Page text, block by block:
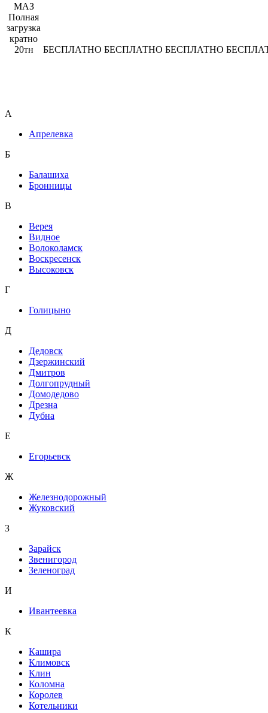
МАЗ
Полная
загрузка
кратно
20тн
БЕСПЛАТНО БЕСПЛАТНО БЕСПЛАТНО
А
Апрелевка
Б
Балашиха
Бронницы
В
Верея
Видное
Волоколамск
Воскресенск
Высоковск
Г
Голицыно
Д
Дедовск
Дзержинский
Дмитров
Долгопрудный
Домодедово
Дрезна
Дубна
Е
Егорьевск
Ж
Железнодорожный
Жуковский
З
Зарайск
Звенигород
Зеленоград
И
Ивантеевка
К
Кашира
Климовск
Клин
Коломна
Королев
Котельники